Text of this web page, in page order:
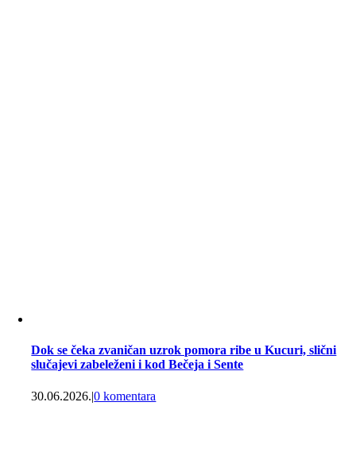
Dok se čeka zvaničan uzrok pomora ribe u Kucuri, slični
slučajevi zabeleženi i kod Bečeja i Sente
30.06.2026.|0 komentara